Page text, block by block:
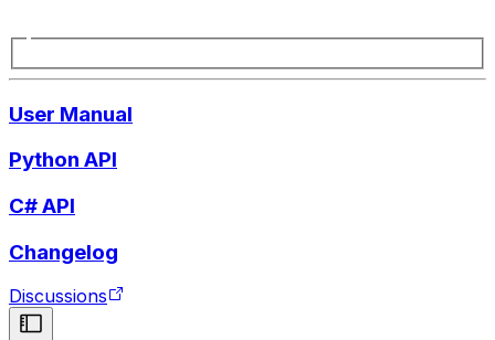
User Manual
Python API
C# API
Changelog
Discussions